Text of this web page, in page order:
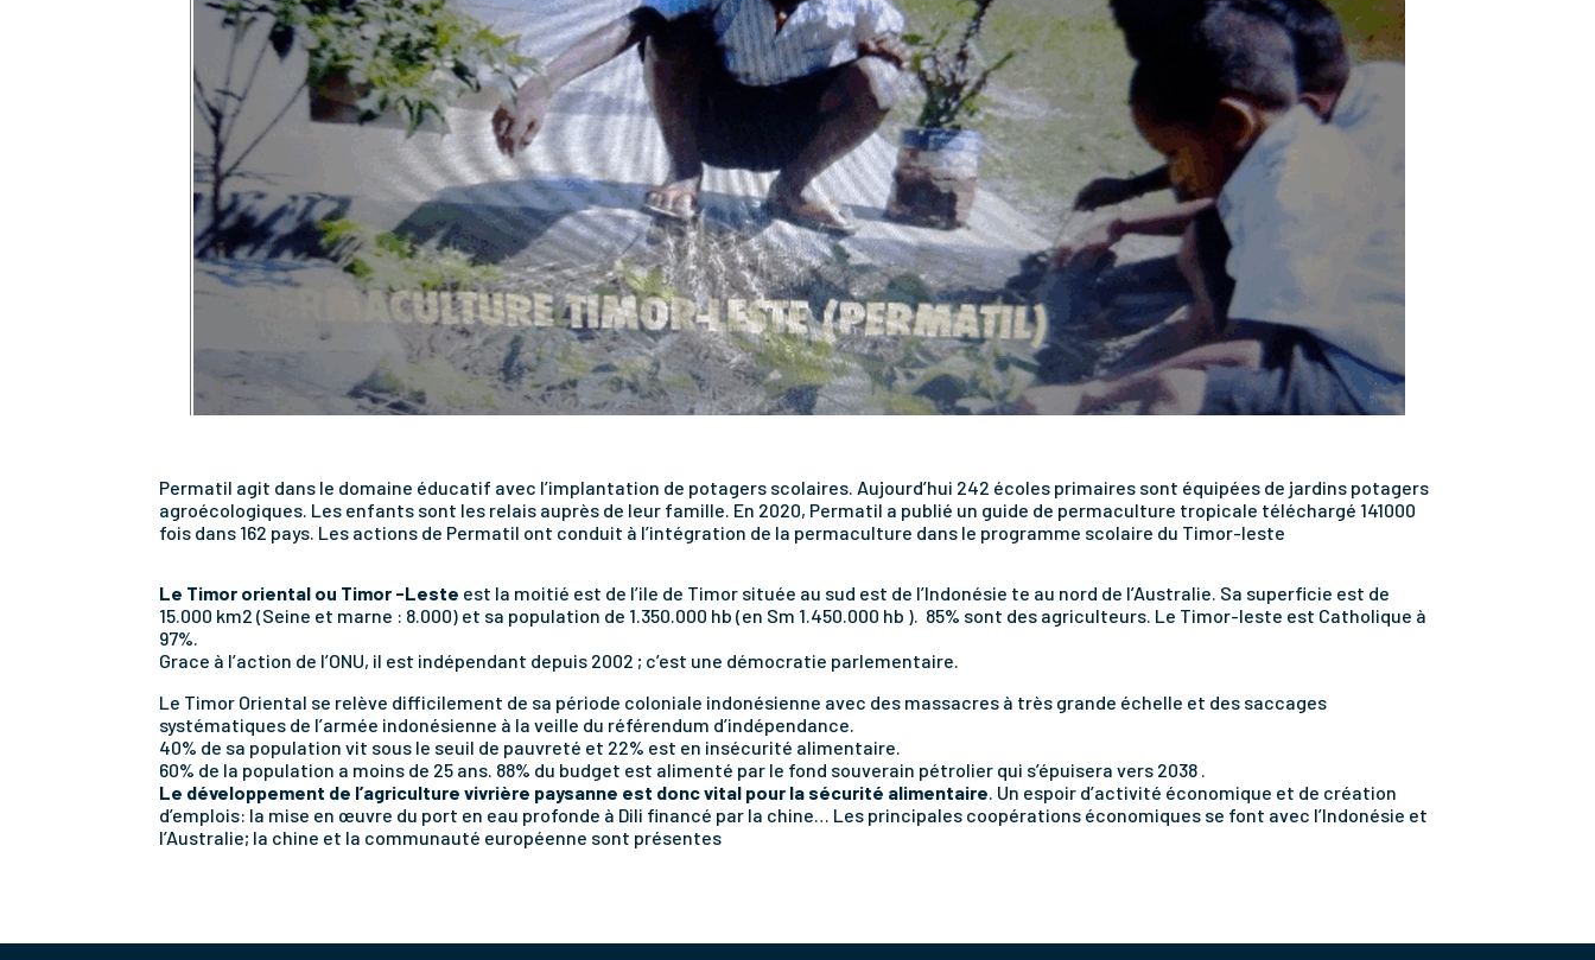
Permatil agit dans le domaine éducatif avec l’implantation de potagers scolaires. Aujourd’hui 242 écoles primaires sont équipées de jardins potagers
agroécologiques. Les enfants sont les relais auprès de leur famille. En 2020, Permatil a publié un guide de permaculture tropicale téléchargé 141000
fois dans 162 pays. Les actions de Permatil ont conduit à l’intégration de la permaculture dans le programme scolaire du Timor-leste
Le Timor oriental ou Timor -Leste est la moitié est de l’ile de Timor située au sud est de l’Indonésie te au nord de l’Australie. Sa superficie est de
15.000 km2 (Seine et marne : 8.000) et sa population de 1.350.000 hb (en Sm 1.450.000 hb ). 85% sont des agriculteurs. Le Timor-leste est Catholique à
97%.
Grace à l’action de l’ONU, il est indépendant depuis 2002 ; c’est une démocratie parlementaire.
Le Timor Oriental se relève difficilement de sa période coloniale indonésienne avec des massacres à très grande échelle et des saccages
systématiques de l’armée indonésienne à la veille du référendum d’indépendance.
40% de sa population vit sous le seuil de pauvreté et 22% est en insécurité alimentaire.
60% de la population a moins de 25 ans. 88% du budget est alimenté par le fond souverain pétrolier qui s’épuisera vers 2038 .
Le développement de l’agriculture vivrière paysanne est donc vital pour la sécurité alimentaire . Un espoir d’activité économique et de création
d’emplois: la mise en œuvre du port en eau profonde à Dili financé par la chine… Les principales coopérations économiques se font avec l’Indonésie et
l’Australie; la chine et la communauté européenne sont présentes